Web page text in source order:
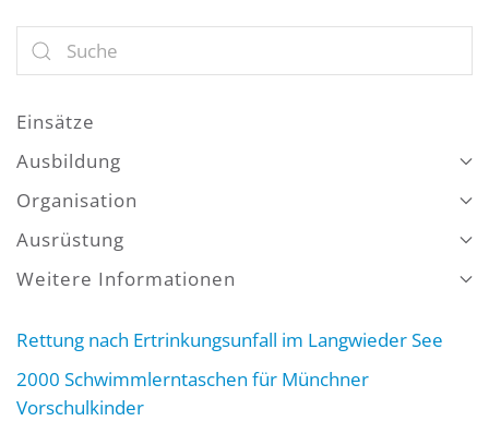
Einsätze
Ausbildung
Organisation
Ausrüstung
Weitere Informationen
Rettung nach Ertrinkungsunfall im Langwieder See
2000 Schwimmlerntaschen für Münchner
Vorschulkinder